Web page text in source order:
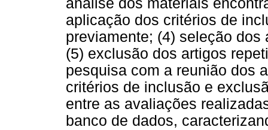
análise dos materiais
aplicação dos critérios de
previamente; (4) seleção
(5) exclusão dos artigos
pesquisa com a reunião dos
critérios de inclusão e
entre as avaliações
banco de dados,